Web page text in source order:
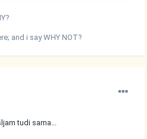
and i say WHY NOT?
tudi sama...